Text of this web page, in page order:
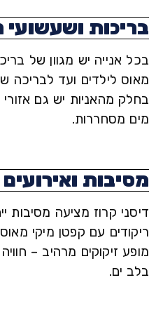
ושעשועי מים
אנייה יש מגוון של בריכות,
לילדים ועד לבריכה שקטה
מהאניות יש גם אזורי
מסחררות.
ואירועים
קרוז מציעה מסיבות
עם קפטן מיקי מאוס
זיקוקים מרהיב – חוויה שרק
ים.